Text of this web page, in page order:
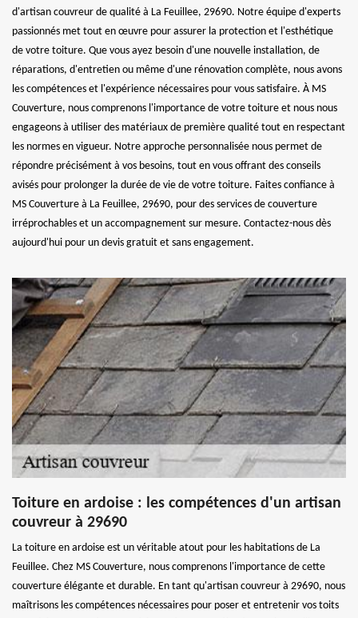
d'artisan couvreur de qualité à La Feuillee, 29690. Notre équipe d'experts
passionnés met tout en œuvre pour assurer la protection et l'esthétique
de votre toiture. Que vous ayez besoin d'une nouvelle installation, de
réparations, d'entretien ou même d'une rénovation complète, nous avons
les compétences et l'expérience nécessaires pour vous satisfaire. À MS
Couverture, nous comprenons l'importance de votre toiture et nous nous
engageons à utiliser des matériaux de première qualité tout en respectant
les normes en vigueur. Notre approche personnalisée nous permet de
répondre précisément à vos besoins, tout en vous offrant des conseils
avisés pour prolonger la durée de vie de votre toiture. Faites confiance à
MS Couverture à La Feuillee, 29690, pour des services de couverture
irréprochables et un accompagnement sur mesure. Contactez-nous dès
aujourd'hui pour un devis gratuit et sans engagement.
Toiture en ardoise : les compétences d'un artisan
couvreur à 29690
La toiture en ardoise est un véritable atout pour les habitations de La
Feuillee. Chez MS Couverture, nous comprenons l'importance de cette
couverture élégante et durable. En tant qu'artisan couvreur à 29690, nous
maîtrisons les compétences nécessaires pour poser et entretenir vos toits